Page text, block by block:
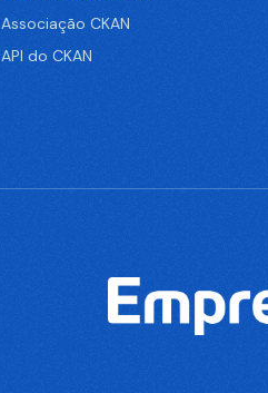
Associação CKAN
API do CKAN